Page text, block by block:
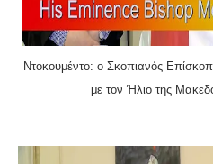
Ντοκουμέντο: ο Σκοπιανός
με τον Ήλιο της